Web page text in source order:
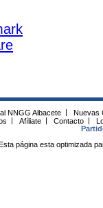
NNGG Albacete
Nuevas
Afíliate Contacto
página esta optimizada